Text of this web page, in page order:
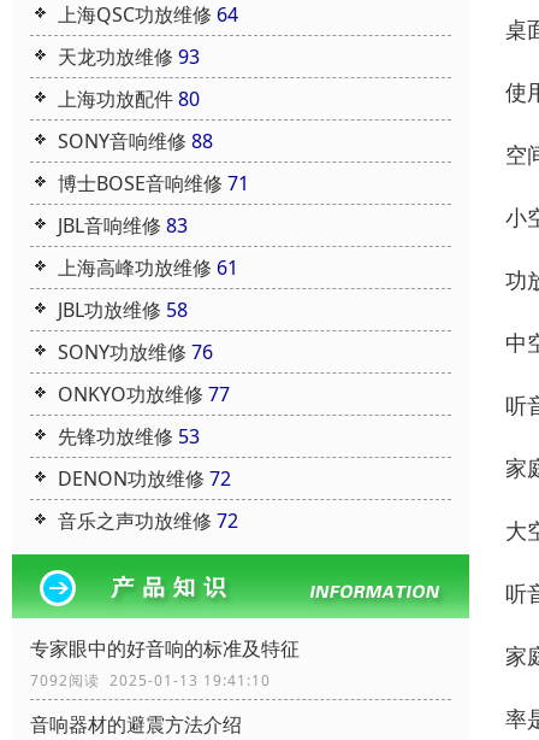
上海QSC功放维修 64
天龙功放维修 93
上海功放配件80
SONY音响维修 88
博士BOSE音响维修 71
JBL音响维修 83
上海高峰功放维修 61
JBL功放维修 58
SONY功放维修 76
ONKYO功放维修 77
先锋功放维修 53
DENON功放维修 72
音乐之声功放维修 72
专家眼中的好音响的标准及特征
7092阅读 2025-01-13 19:41:10
音响器材的避震方法介绍
桌
使
空
小
功
中
听
家
大
听
家
率